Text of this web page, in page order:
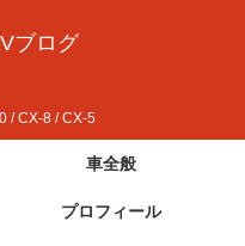
ブログ
/ CX-8 / CX-5
車全般
プロフィール